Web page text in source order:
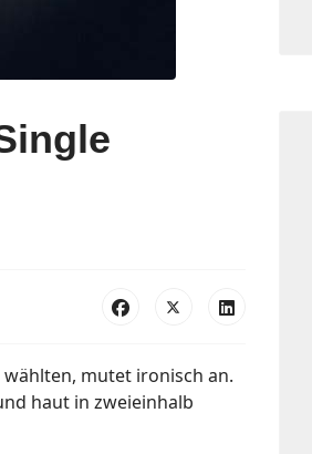
mutet ironisch an.
haut in zweieinhalb